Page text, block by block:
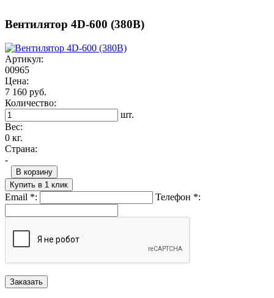
Вентилятор 4D-600 (380В)
Артикул:
00965
Цена:
7 160 руб.
Количество:
шт.
Вес:
0 кг.
Страна:
-
В корзину
Купить в 1 клик
Email *: Телефон *: